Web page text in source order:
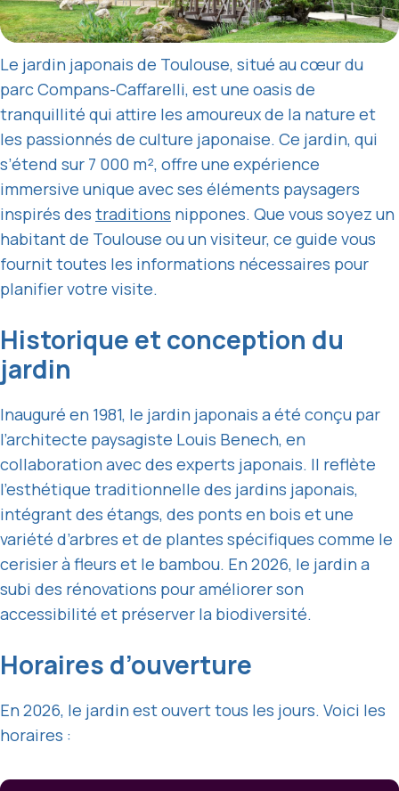
Le jardin japonais de Toulouse, situé au cœur du
parc Compans-Caffarelli, est une oasis de
tranquillité qui attire les amoureux de la nature et
les passionnés de culture japonaise. Ce jardin, qui
s’étend sur 7 000 m², offre une expérience
immersive unique avec ses éléments paysagers
inspirés des traditions nippones. Que vous soyez un
habitant de Toulouse ou un visiteur, ce guide vous
fournit toutes les informations nécessaires pour
planifier votre visite.
Historique et conception du
jardin
Inauguré en 1981, le jardin japonais a été conçu par
l’architecte paysagiste Louis Benech, en
collaboration avec des experts japonais. Il reflète
l’esthétique traditionnelle des jardins japonais,
intégrant des étangs, des ponts en bois et une
variété d’arbres et de plantes spécifiques comme le
cerisier à fleurs et le bambou. En 2026, le jardin a
subi des rénovations pour améliorer son
accessibilité et préserver la biodiversité.
Horaires d’ouverture
En 2026, le jardin est ouvert tous les jours. Voici les
horaires :